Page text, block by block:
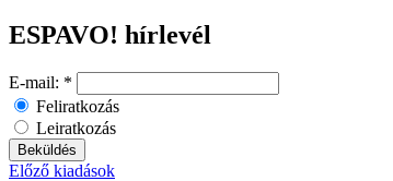
ESPAVO! hírlevél
E-mail: *
Feliratkozás
Leiratkozás
Előző kiadások